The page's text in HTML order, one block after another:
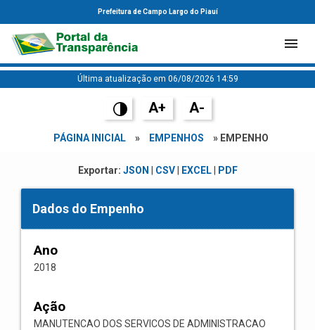
Prefeitura de Campo Largo do Piauí
Última atualização em 06/08/2026 14:59
A+ A-
PÁGINA INICIAL » EMPENHOS » EMPENHO
Exportar: JSON CSV| EXCEL| PDF
Dados do Empenho
Ano
2018
Ação
MANUTENCAO DOS SERVICOS DE ADMINISTRACAO